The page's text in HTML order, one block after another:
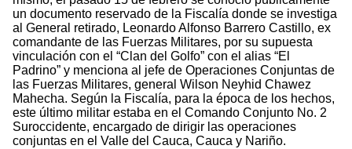
un documento reservado de la Fiscalía donde se investiga
al General retirado, Leonardo Alfonso Barrero Castillo, ex
comandante de las Fuerzas Militares, por su supuesta
vinculación con el “Clan del Golfo” con el alias “El
Padrino” y menciona al jefe de Operaciones Conjuntas de
las Fuerzas Militares, general Wilson Neyhid Chawez
Mahecha. Según la Fiscalía, para la época de los hechos,
este último militar estaba en el Comando Conjunto No. 2
Suroccidente, encargado de dirigir las operaciones
conjuntas en el Valle del Cauca, Cauca y Nariño.